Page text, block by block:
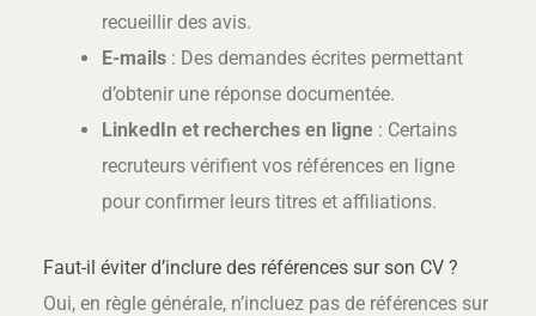
recueillir des avis.
E-mails : Des demandes écrites permettant
d’obtenir une réponse documentée.
LinkedIn et recherches en ligne : Certains
recruteurs vérifient vos références en ligne
pour confirmer leurs titres et affiliations.
Faut-il éviter d’inclure des références sur son CV ?
Oui, en règle générale, n’incluez pas de références sur